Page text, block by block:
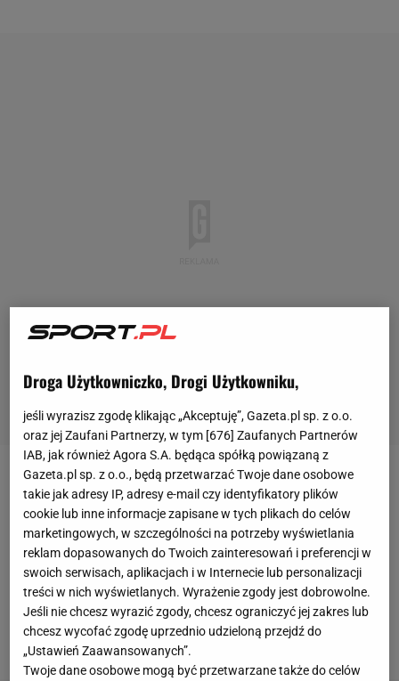
Według informacji TVP Sport Lucjan Brychczy zmarł
w nocy z niedzieli na poniedziałek, o godzinie 3:20.
Te doniesienia potwierdził jego syn. Lucjan Brychczy
był prawdziwą legendąLegii Warszawa . Grał dla niej
w latach 1954–1972. W tym czasie wystąpił w 452
meczach, strzelił 226 goli. Jest rekordzistą klubu pod
względem liczby spotkań.
Droga Użytkowniczko, Drogi Użytkowniku,
jeśli wyrazisz zgodę klikając „Akceptuję”, Gazeta.pl sp. z o.o.
oraz jej Zaufani Partnerzy, w tym [676] Zaufanych Partnerów
IAB, jak również Agora S.A. będąca spółką powiązaną z
Gazeta.pl sp. z o.o., będą przetwarzać Twoje dane osobowe
takie jak adresy IP, adresy e-mail czy identyfikatory plików
cookie lub inne informacje zapisane w tych plikach do celów
marketingowych, w szczególności na potrzeby wyświetlania
reklam dopasowanych do Twoich zainteresowań i preferencji w
swoich serwisach, aplikacjach i w Internecie lub personalizacji
treści w nich wyświetlanych. Wyrażenie zgody jest dobrowolne.
Jeśli nie chcesz wyrazić zgody, chcesz ograniczyć jej zakres lub
chcesz wycofać zgodę uprzednio udzieloną przejdź do
„Ustawień Zaawansowanych”.
Twoje dane osobowe mogą być przetwarzane także do celów